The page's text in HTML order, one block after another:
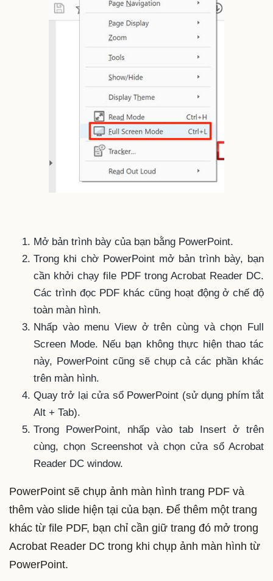
Mở bản trình bày của bạn bằng PowerPoint.
Trong khi chờ PowerPoint mở bản trình bày, bạn
cần khởi chạy file PDF trong Acrobat Reader DC.
Các trình đọc PDF khác cũng hoạt động ở chế độ
toàn màn hình.
Nhấp vào menu View ở trên cùng và chọn Full
Screen Mode. Nếu bạn không thực hiện thao tác
này, PowerPoint cũng sẽ chụp cả các phần khác
trên màn hình.
Quay trở lại cửa sổ PowerPoint (sử dụng phím tắt
Alt + Tab).
Trong PowerPoint, nhấp vào tab Insert ở trên
cùng, chọn Screenshot và chọn cửa sổ Acrobat
Reader DC window.
PowerPoint sẽ chụp ảnh màn hình trang PDF và
thêm vào slide hiện tại của bạn. Để thêm một trang
khác từ file PDF, bạn chỉ cần giữ trang đó mở trong
Acrobat Reader DC trong khi chụp ảnh màn hình từ
PowerPoint.